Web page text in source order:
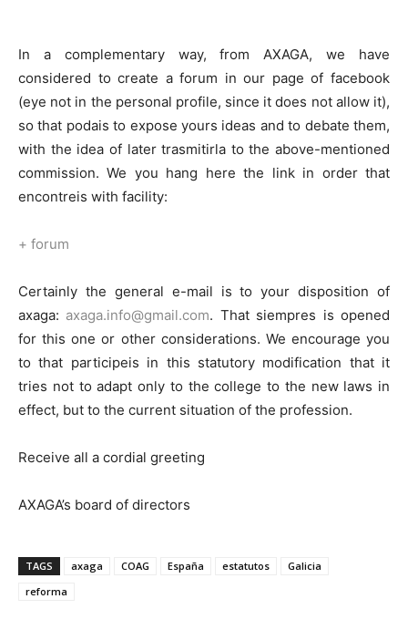
In a complementary way, from AXAGA, we have
considered to create a forum in our page of facebook
(eye not in the personal profile, since it does not allow it),
so that podais to expose yours ideas and to debate them,
with the idea of later trasmitirla to the above-mentioned
commission. We you hang here the link in order that
encontreis with facility:
+ forum
Certainly the general e-mail is to your disposition of
axaga: axaga.info@gmail.com. That siempres is opened
for this one or other considerations. We encourage you
to that participeis in this statutory modification that it
tries not to adapt only to the college to the new laws in
effect, but to the current situation of the profession.
Receive all a cordial greeting
AXAGA’s board of directors
TAGS axaga COAG España estatutos
Galicia
reforma